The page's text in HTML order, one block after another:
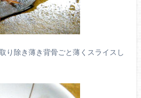
り除き薄き背骨ごと薄くスライスし